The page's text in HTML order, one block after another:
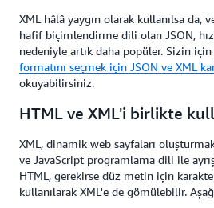
XML hâlâ yaygın olarak kullanılsa da,
hafif biçimlendirme dili olan JSON,
nedeniyle artık daha popüler. Sizin için
formatını seçmek için JSON ve XML
okuyabilirsiniz.
HTML ve XML'i birlikte
XML, dinamik web sayfaları
ve JavaScript programlama dili ile
HTML, gerekirse düz metin için
kullanılarak XML'e de gömülebilir.